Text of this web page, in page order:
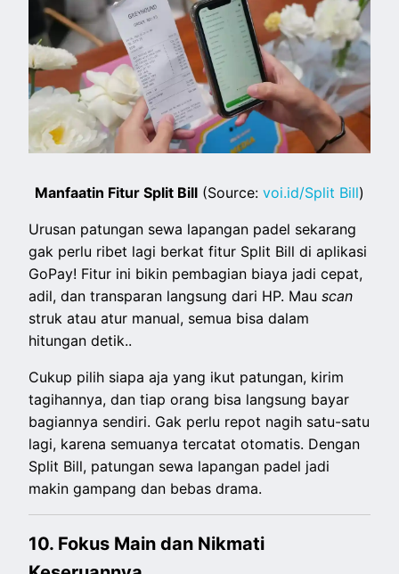
Manfaatin Fitur Split Bill (Source: voi.id/Split Bill)
Urusan patungan sewa lapangan padel sekarang
gak perlu ribet lagi berkat fitur Split Bill di aplikasi
GoPay! Fitur ini bikin pembagian biaya jadi cepat,
adil, dan transparan langsung dari HP. Mauscan
struk atau atur manual, semua bisa dalam
hitungan detik..
Cukup pilih siapa aja yang ikut patungan, kirim
tagihannya, dan tiap orang bisa langsung bayar
bagiannya sendiri. Gak perlu repot nagih satu-satu
lagi, karena semuanya tercatat otomatis. Dengan
Split Bill, patungan sewa lapangan padel jadi
makin gampang dan bebas drama.
10. Fokus Main dan Nikmati